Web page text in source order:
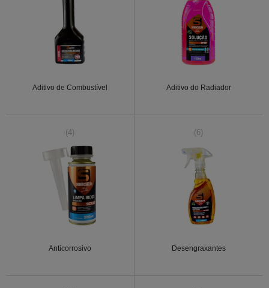
Aditivo de Combustível Aditivo do Radiador
(4)
Anticorrosivo
(6)
Desengraxantes